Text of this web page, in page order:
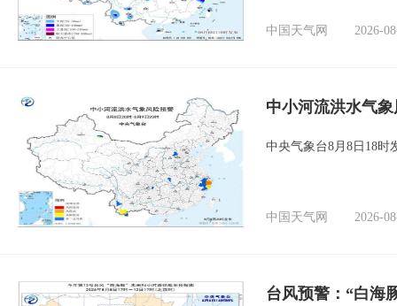
中国天气网 2026-
中小河流洪水气
中央气象台8月8日18时
中国天气网 2026-
台风预警：“白海